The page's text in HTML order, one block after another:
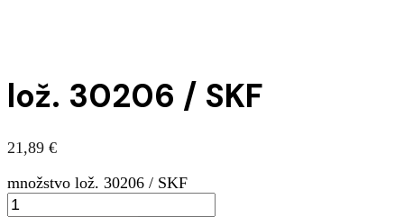
lož. 30206 / SKF
21,89 €
množstvo lož. 30206 / SKF